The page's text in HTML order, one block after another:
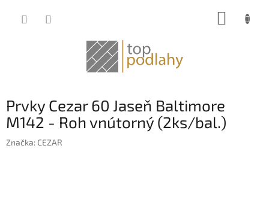
Prvky Cezar 60 Jaseň Baltimore
M142 - Roh vnútorný (2ks/bal.)
Značka: CEZAR